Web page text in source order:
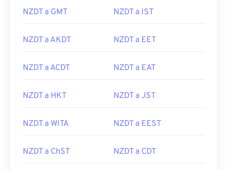
NZDT a GMT NZDT a IST
NZDT a AKDT NZDT a EET
NZDT a ACDT NZDT a EAT
NZDT a HKT NZDT a JST
NZDT a WITA NZDT a EEST
NZDT a ChST NZDT a CDT